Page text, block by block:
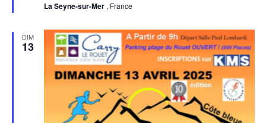
La Seyne-sur-Mer , France
DIM
13